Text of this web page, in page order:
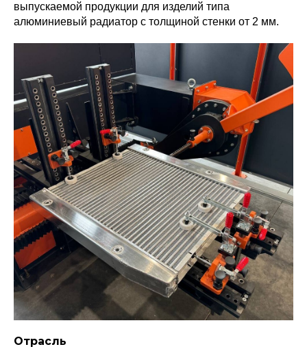
выпускаемой продукции для изделий типа
алюминиевый радиатор с толщиной стенки от 2 мм.
Отрасль